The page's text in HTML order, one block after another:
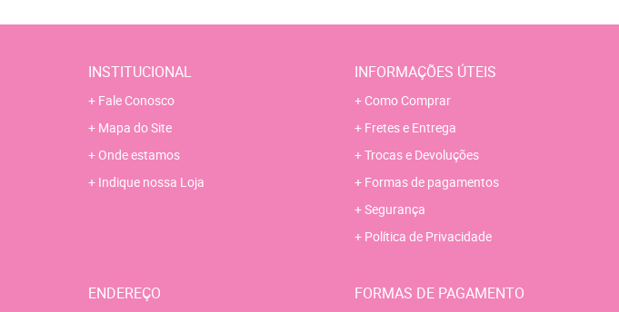
INSTITUCIONAL
Fale Conosco
Mapa do Site
Onde estamos
Indique nossa Loja
INFORMAÇÕES ÚTEIS
Como Comprar
Fretes e Entrega
Trocas e Devoluções
Formas de pagamentos
Segurança
Política de Privacidade
ENDEREÇO FORMAS DE PAGAMENTO